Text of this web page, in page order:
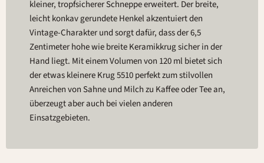
kleiner, tropfsicherer Schneppe erweitert. Der breite,
leicht konkav gerundete Henkel akzentuiert den
Vintage-Charakter und sorgt dafür, dass der 6,5
Zentimeter hohe wie breite Keramikkrug sicher in der
Hand liegt. Mit einem Volumen von 120 ml bietet sich
der etwas kleinere Krug 5510 perfekt zum stilvollen
Anreichen von Sahne und Milch zu Kaffee oder Tee an,
überzeugt aber auch bei vielen anderen
Einsatzgebieten.